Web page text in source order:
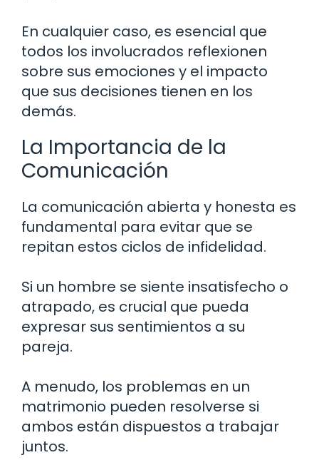
En cualquier caso, es esencial que
todos los involucrados reflexionen
sobre sus emociones y el impacto
que sus decisiones tienen en los
demás.
La Importancia de la
Comunicación
La comunicación abierta y honesta es
fundamental para evitar que se
repitan estos ciclos de infidelidad.
Si un hombre se siente insatisfecho o
atrapado, es crucial que pueda
expresar sus sentimientos a su
pareja.
A menudo, los problemas en un
matrimonio pueden resolverse si
ambos están dispuestos a trabajar
juntos.